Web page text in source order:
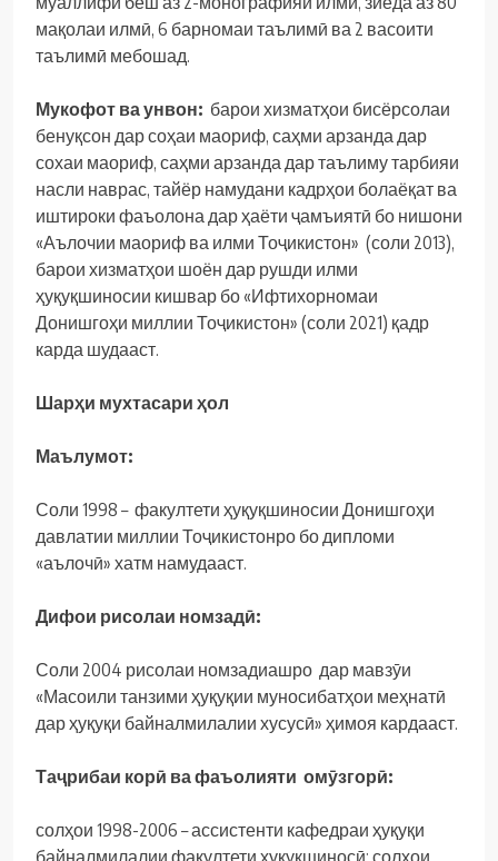
мақолаи илмӣ, 6 барномаи таълимӣ ва 2 васоити
таълимӣ мебошад.
Мукофот ваунвон: барои хизматҳои бисёрсолаи
бенуқсон дар соҳаи маориф, саҳми арзанда дар
сохаи маориф, саҳми арзанда дар таълиму тарбияи
насли наврас, тайёр намудани кадрҳои болаёқат ва
иштироки фаъолона дар ҳаёти ҷамъиятӣ бо нишони
«Аълочии маориф ва илми Тоҷикистон» (соли 2013),
барои хизматҳои шоён дар рушди илми
ҳуқуқшиносии кишвар бо «Ифтихорномаи
Донишгоҳи миллии Тоҷикистон» (соли 2021) қадр
карда шудааст.
Шарҳи мухтасари ҳол
Маълумот:
Соли 1998 – факултети ҳуқуқшиносии Донишгоҳи
давлатии миллии Тоҷикистонро бо дипломи
«аълочӣ» хатм намудааст.
Дифои рисолаи номзадӣ:
Соли 2004 рисолаи номзадиашро дар мавзӯи
«Масоили танзими ҳуқуқии муносибатҳои меҳнатӣ
дар ҳуқуқи байналмилалии хусусӣ» ҳимоя кардааст.
Таҷрибаи корӣ ва фаъолияти омӯзгорӣ:
солҳои 1998-2006 – ассистенти кафедраи ҳуқуқи